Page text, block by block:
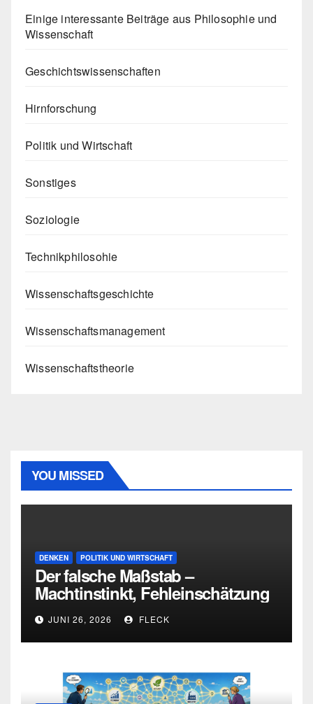
Einige interessante Beiträge aus Philosophie und
Wissenschaft
Geschichtswissenschaften
Hirnforschung
Politik und Wirtschaft
Sonstiges
Soziologie
Technikphilosohie
Wissenschaftsgeschichte
Wissenschaftsmanagement
Wissenschaftstheorie
YOU MISSED
DENKEN POLITIK UND WIRTSCHAFT
Der falsche Maßstab –
Machtinstinkt, Fehleinschätzung
und die Grenzen intellektueller
Urteilskraft
JUNI 26, 2026 FLECK